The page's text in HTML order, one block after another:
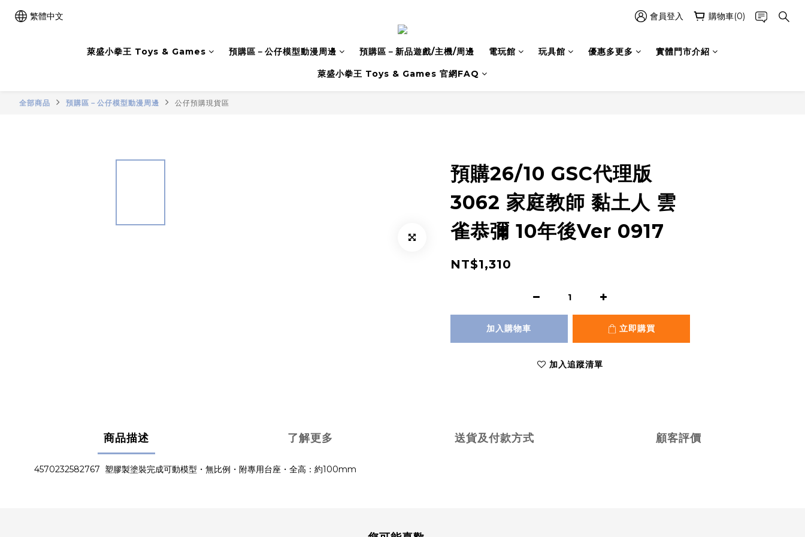
繁體中文 會員登入 購物車(0)
萊盛小拳王 Toys & Games 預購區－公仔模型動漫周邊 預購區－新品遊戲/主機/周邊 電玩館 玩具館 優惠多更多 實體門市介紹
萊盛小拳王 Toys & Games 官網FAQ
全部商品 預購區－公仔模型動漫周邊 公仔預購現貨區
預購26/10 GSC代理版
3062 家庭教師 黏土人 雲
雀恭彌 10年後Ver 0917
NT$1,310
加入購物車 立即購買
加入追蹤清單
商品描述 了解更多 送貨及付款方式 顧客評價
4570232582767 塑膠製塗裝完成可動模型・無比例・附專用台座・全高：約100mm